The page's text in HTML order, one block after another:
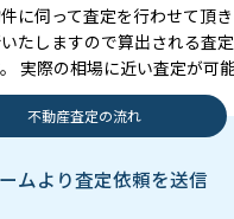
に伺って査定を行わせて頂き
たしますので算出される査
実際の相場に近い査定が可能
不動産査定の流れ
ムより査定依頼を送信